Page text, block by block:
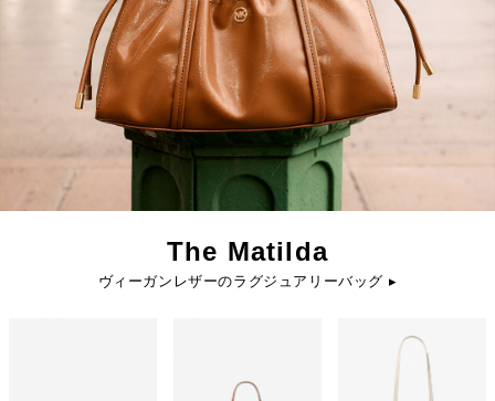
The Matilda
ヴィーガンレザーのラグジュアリーバッグ ▸